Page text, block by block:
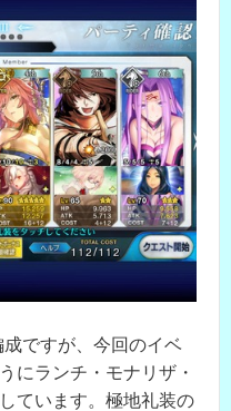
ですが、今回のイベ
にランチ・モナリザ・
ています。極地礼装の